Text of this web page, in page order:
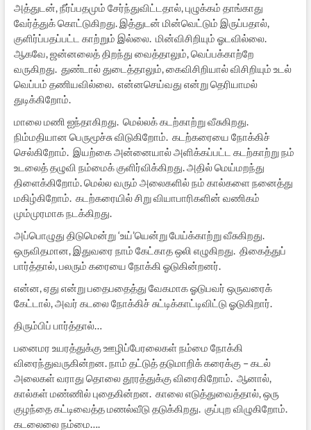
அத்துடன், நீர்ப்பதமும் சேர்ந்துவிட்டதால், புழுக்கம் தாங்காது
வேர்த்துக் கொட்டுகிறது. இத்துடன் மின்வெட்டும் இருப்பதால்,
குளிர்ப்பதப்பட்ட காற்றும் இல்லை. மின்விசிறியும் ஓடவில்லை.
ஆகவே, ஜன்னலைத் திறந்து வைத்தாலும், வெப்பக்காற்றே
வருகிறது. துண்டால் துடைத்தாலும், கைவிசிறியால் விசிறியும் உடல்
வெப்பம் தணியவில்லை. என்னசெய்வது என்று தெரியாமல்
துடிக்கிறோம்.
மாலை மணி ஐந்தாகிறது. மெல்லக் கடற்காற்று வீசுகிறது.
நிம்மதியான பெருமூச்சு விடுகிறோம். கடற்கரையை நோக்கிச்
செல்கிறோம். இயற்கை அன்னையால் அளிக்கப்பட்ட கடற்காற்று நம்
உடலைத் தழுவி நம்மைக் குளிர்விக்கிறது. அதில் மெய்மறந்து
திளைக்கிறோம். மெல்ல வரும் அலைகளில் நம் கால்களை நனைத்து
மகிழ்கிறோம். கடற்கரையில் சிறு வியாபாரிகளின் வணிகம்
மும்முரமாக நடக்கிறது.
அப்பொழுது திடுமென்று ‘உய்’யென்று பேய்க்காற்று வீசுகிறது.
ஒருவிதமான, இதுவரை நாம் கேட்காத ஒலி எழுகிறது. திகைத்துப்
பார்த்தால், பலரும் கரையை நோக்கி ஓடுகின்றனர்.
என்ன, ஏது என்று பதைபதைத்து வேகமாக ஓடுபவர் ஒருவரைக்
கேட்டால், அவர் கடலை நோக்கிச் சுட்டிக்காட்டிவிட்டு ஓடுகிறார்.
திரும்பிப் பார்த்தால்…
பனைமர உயரத்துக்கு ஊழிப்பேரலைகள் நம்மை நோக்கி
விரைந்துவருகின்றன. நாம் தட்டுத் தடுமாறிக் கரைக்கு – கடல்
அலைகள் வராது தொலை தூரத்துக்கு விரைகிறோம். ஆனால்,
கால்கள் மண்ணில் புதைகின்றன. காலை எடுத்துவைத்தால், ஒரு
குழந்தை கட்டிவைத்த மணல்வீடு தடுக்கிறது. குப்புற விழுகிறோம்.
கடலைலை நம்மை….